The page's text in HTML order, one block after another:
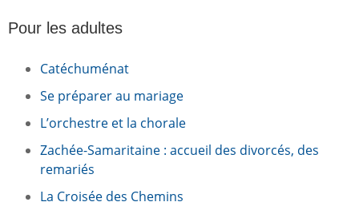
Pour les adultes
Catéchuménat
Se préparer au mariage
L’orchestre et la chorale
Zachée-Samaritaine : accueil des divorcés, des
remariés
La Croisée des Chemins